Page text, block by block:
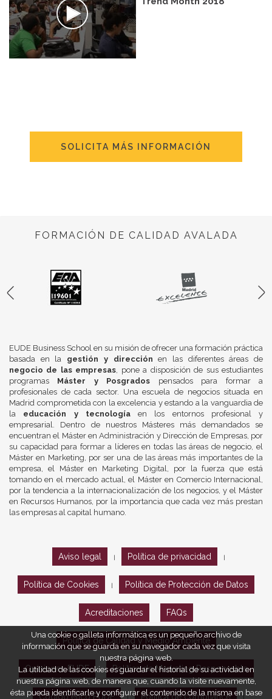
SOLICITA MÁS INFORMACIÓN
FORMACIÓN DE CALIDAD AVALADA
EUDE Business School en su misión de ofrecer una formación práctica
basada en la gestión y dirección en las diferentes áreas de
negocio de las empresas, pone a disposición de sus estudiantes
programas Máster y Posgrados pensados para formar a
profesionales de cada sector. Una escuela de negocios situada en
Madrid comprometida con la excelencia y estando a la vanguardia de
la educación y tecnologíaen los entornos profesional y
empresarial. Dentro de nuestros Másteres más demandados se
encuentran el Máster en Administración y Dirección de Empresas, por
su capacidad para formar a líderes en todas las áreas de negocio, el
Máster en Marketing, por ser una de las áreas más importantes de la
empresa, el Máster en Marketing Digital, por la fuerza que está
tomando en el mercado actual, el Máster en Comercio Internacional,
por la tendencia a la internacionalización de los negocios, y el Máster
en Recursos Humanos, por la importancia que cada vez más prestan
las empresas al capital humano.
Aviso legal Política de privacidad
Política de Cookies Política de Protección de Datos
Acreditaciones FAQs
Política de Calidad y Medio Ambiente
Opiniones EUDE Política de Marketing Responsable
Código ético EUDE Política de compliance
Una cookie o galleta informática es un pequeño archivo de
información que se guarda en su navegador cada vez que visita
nuestra página web.
La utilidad de las cookies es guardar el historial de su actividad en
nuestra página web, de manera que, cuando la visite nuevamente,
ésta pueda identificarle y configurar el contenido de la misma en base